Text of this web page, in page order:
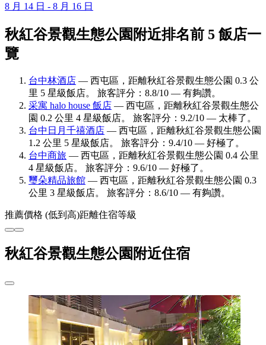
8 月 14 日 - 8 月 16 日
秋紅谷景觀生態公園附近排名前 5 飯店一
覽
台中林酒店 — 西屯區，距離秋紅谷景觀生態公園 0.3 公
里 5 星級飯店。 旅客評分：8.8/10 — 有夠讚。
采寓 halo house 飯店 — 西屯區，距離秋紅谷景觀生態公
園 0.2 公里 4 星級飯店。 旅客評分：9.2/10 — 太棒了。
台中日月千禧酒店 — 西屯區，距離秋紅谷景觀生態公園
1.2 公里 5 星級飯店。 旅客評分：9.4/10 — 好極了。
台中商旅 — 西屯區，距離秋紅谷景觀生態公園 0.4 公里
4 星級飯店。 旅客評分：9.6/10 — 好極了。
璽朵精品旅館 — 西屯區，距離秋紅谷景觀生態公園 0.3
公里 3 星級飯店。 旅客評分：8.6/10 — 有夠讚。
推薦價格 (低到高)距離住宿等級
秋紅谷景觀生態公園附近住宿